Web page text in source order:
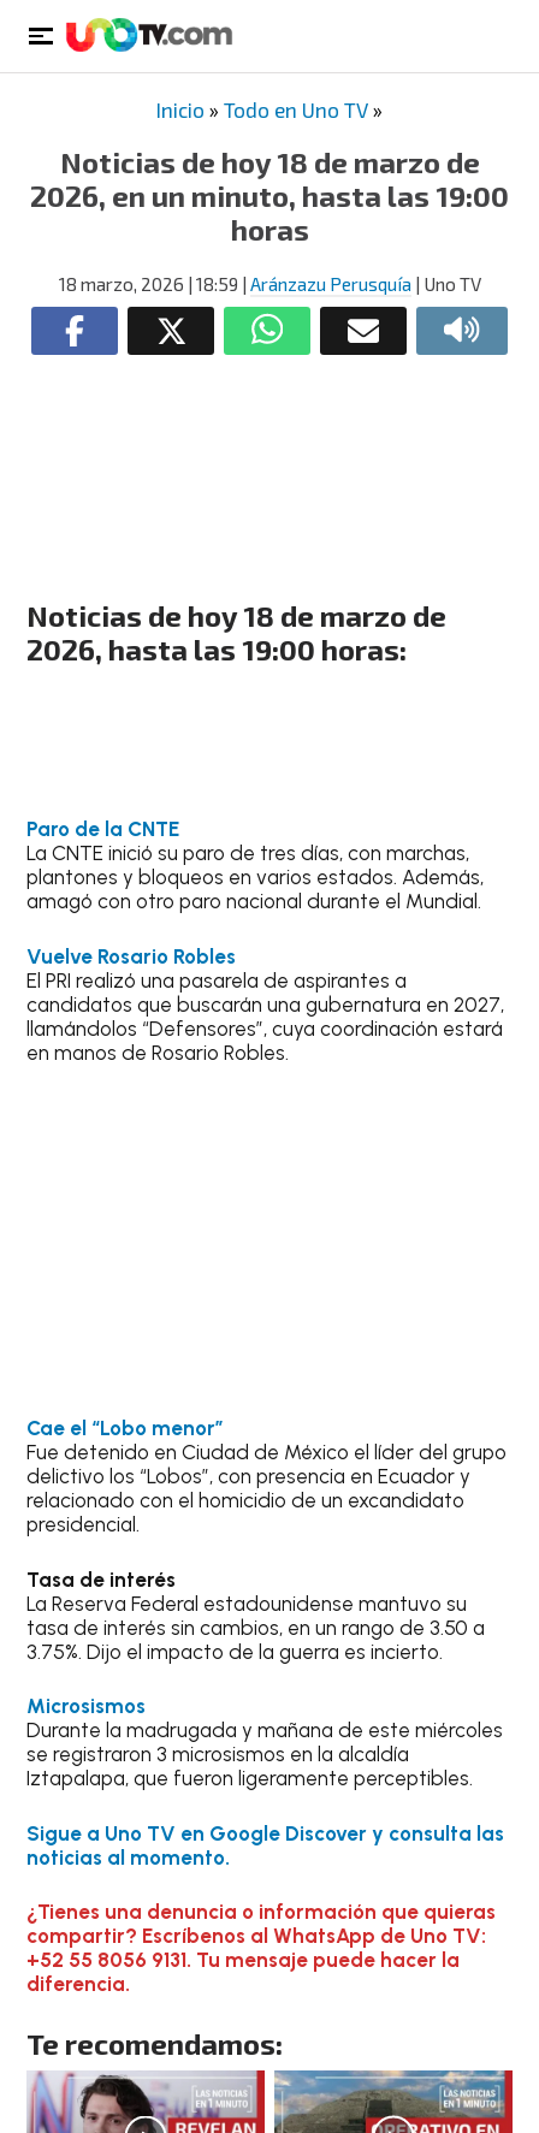
Inicio » Todo en Uno TV »
Noticias de hoy 18 de marzo de
2026, en un minuto, hasta las 19:00
horas
18 marzo, 2026 | 18:59 | Aránzazu Perusquía | Uno TV
Noticias de hoy 18 de marzo de
2026, hasta las 19:00 horas:
Paro de la CNTE
La CNTE inició su paro de tres días, con marchas,
plantones y bloqueos en varios estados. Además,
amagó con otro paro nacional durante el Mundial.
Vuelve Rosario Robles
El PRI realizó una pasarela de aspirantes a
candidatos que buscarán una gubernatura en 2027,
llamándolos “Defensores”, cuya coordinación estará
en manos de Rosario Robles.
Cae el “Lobo menor”
Fue detenido en Ciudad de México el líder del grupo
delictivo los “Lobos”, con presencia en Ecuador y
relacionado con el homicidio de un excandidato
presidencial.
Tasa de interés
La Reserva Federal estadounidense mantuvo su
tasa de interés sin cambios, en un rango de 3.50 a
3.75%. Dijo el impacto de la guerra es incierto.
Microsismos
Durante la madrugada y mañana de este miércoles
se registraron 3 microsismos en la alcaldía
Iztapalapa, que fueron ligeramente perceptibles.
Sigue a Uno TV en Google Discover y consulta las
noticias al momento.
¿Tienes una denuncia o información que quieras
compartir? Escríbenos al WhatsApp de Uno TV:
+52 55 8056 9131. Tu mensaje puede hacer la
diferencia.
Te recomendamos: